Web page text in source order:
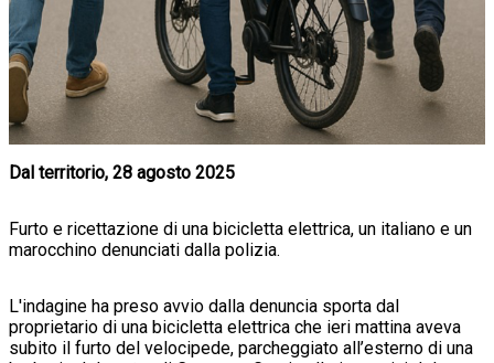
Dal territorio, 28 agosto 2025
Furto e ricettazione di una bicicletta elettrica, un italiano e un
marocchino denunciati dalla polizia.
L'indagine ha preso avvio dalla denuncia sporta dal
proprietario di una bicicletta elettrica che ieri mattina aveva
subito il furto del velocipede, parcheggiato all’esterno di una